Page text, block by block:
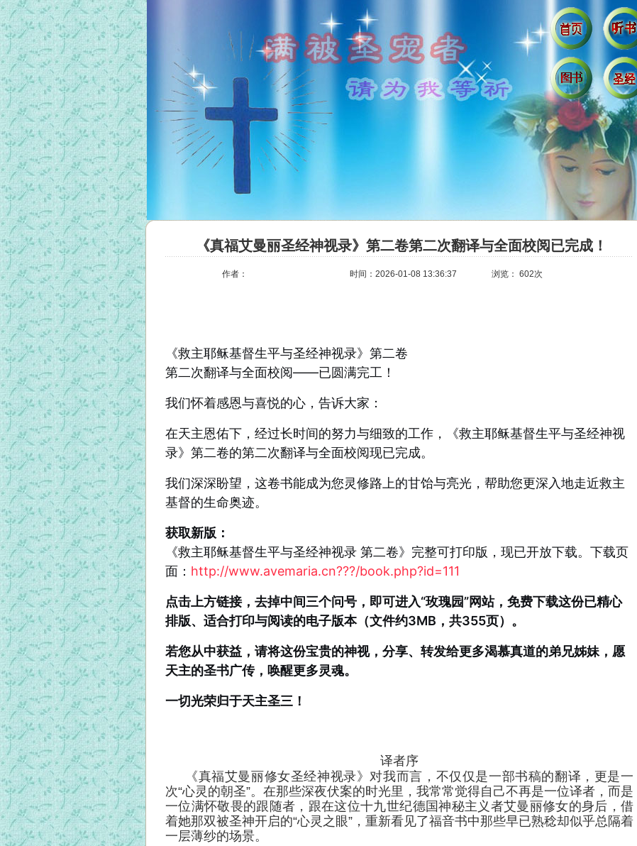
《真福艾曼丽圣经神视录》第二卷第二次翻译与全面校阅已完成！
作者： 时间：2026-01-08 13:36:37 浏览： 602次
《救主耶稣基督生平与圣经神视录》第二卷
第二次翻译与全面校阅——已圆满完工！
我们怀着感恩与喜悦的心，告诉大家：
在天主恩佑下， 经过长时间的努力与细致的工作，《救主耶稣基督生平与圣经神视
录》第二卷的第二次翻译与全面校阅现已完成。
我们深深盼望，这卷书能成为您灵修路上的甘饴与亮光，帮助您更深入地走近救主
基督的生命奥迹。
获取新版：
《救主耶稣基督生平与圣经神视录 第二卷》完整可打印版，现已开放下载。 下载页
面： http://www.avemaria.cn???/book.php?id=111
点击上方链接，去掉中间三个问号，即可进入“玫瑰园”网站，免费下载这份已精心
排版、适合打印与阅读的电子版本（文件约3MB，共355页）。
若您从中获益，请将这份宝贵的神视，分享、转发给更多渴慕真道的弟兄姊妹，愿
天主的圣书广传，唤醒更多灵魂。
一切光荣归于天主圣三！
译者序
《真福艾曼丽修女圣经神视录》对我而言，不仅仅是一部书稿的翻译，更是一
次“心灵的朝圣”。在那些深夜伏案的时光里，我常常觉得自己不再是一位译者，而是
一位满怀敬畏的跟随者，跟在这位十九世纪德国神秘主义者艾曼丽修女的身后，借
着她那双被圣神开启的“心灵之眼”，重新看见了福音书中那些早已熟稔却似乎总隔着
一层薄纱的场景。